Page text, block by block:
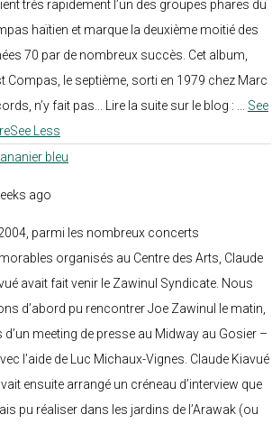
très rapidement l’un des groupes phares du
haïtien et marque la deuxième moitié des
70 par de nombreux succès. Cet album,
Compas, le septième, sorti en 1979 chez Marc
n’y fait pas... Lire la suite sur le blog :
See
See Less
bleu
ago
parmi les nombreux concerts
organisés au Centre des Arts, Claude
avait fait venir le Zawinul Syndicate. Nous
d’abord pu rencontrer Joe Zawinul le matin,
d’un meeting de presse au Midway au Gosier –
l’aide de Luc Michaux-Vignes. Claude Kiavué
ensuite arrangé un créneau d’interview que
pu réaliser dans les jardins de l’Arawak (ou